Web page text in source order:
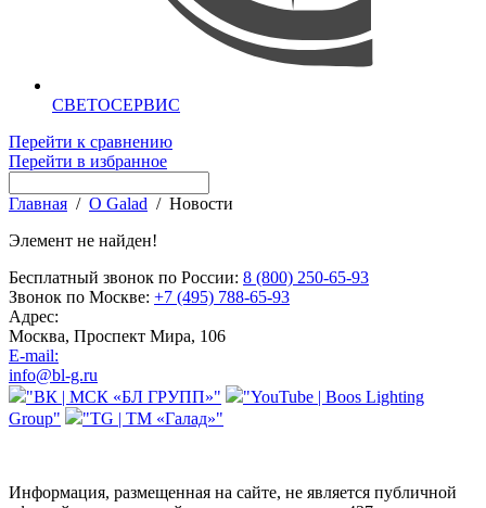
СВЕТОСЕРВИС
Перейти к сравнению
Перейти в избранное
Главная / О Galad / Новости
Элемент не найден!
Бесплатный звонок по России: 8 (800) 250-65-93
Звонок по Москве: +7 (495) 788-65-93
Адрес:
Москва, Проспект Мира, 106
E-mail:
info@bl-g.ru
"ВК | МСК «БЛ ГРУПП»"
"YouTube | Boos Lighting
Group"
"TG | ТМ «Галад»"
Информация, размещенная на сайте, не является публичной